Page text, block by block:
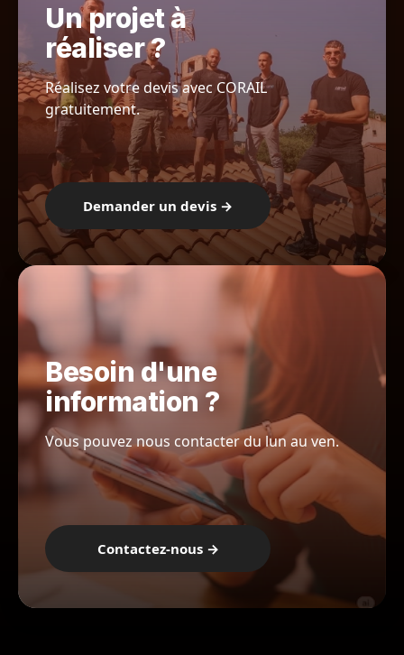
Un projet à
réaliser ?
Réalisez votre devis avec CORAIL
gratuitement.
Demander un devis →
Besoin d'une
information ?
Vous pouvez nous contacter du lun au ven.
Contactez-nous →